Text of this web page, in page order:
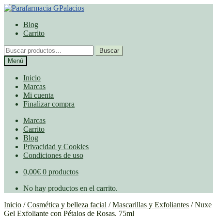
Ir
navegación
Ir
contenido
Blog
Carrito
Buscar
por:
Buscar
Menú
Inicio
Marcas
Mi cuenta
Finalizar compra
Marcas
Carrito
Blog
Privacidad y Cookies
Condiciones de uso
0,00€ 0 productos
No hay productos en el carrito.
Inicio /Cosmética y belleza facial /Mascarillas y Exfoliantes /Nuxe
Gel Exfoliante con Pétalos de Rosas. 75ml